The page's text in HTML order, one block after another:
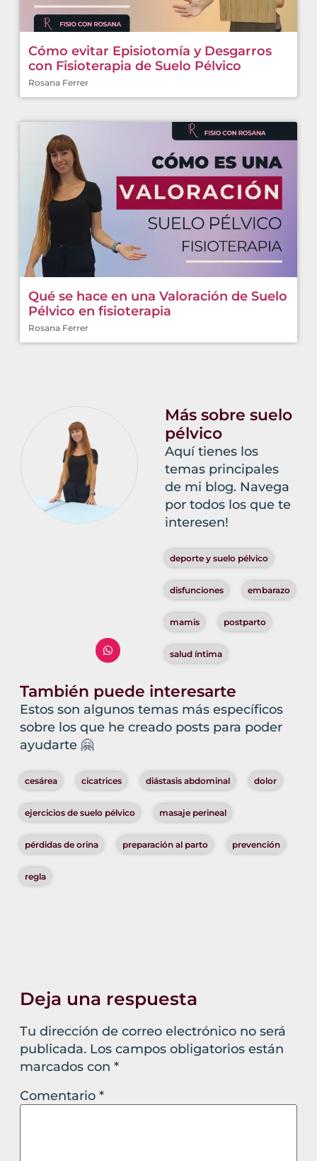
Cómo evitar Episiotomía y Desgarros
con Fisioterapia de Suelo Pélvico
Rosana Ferrer
Qué se hace en una Valoración de Suelo
Pélvico en fisioterapia
Rosana Ferrer
Más sobre suelo
pélvico
Aquí tienes los
temas principales
de mi blog. Navega
por todos los que te
interesen!
deporte y suelo pélvico
disfunciones embarazo
mamis postparto
salud íntima
También puede interesarte
Estos son algunos temas más específicos
sobre los que he creado posts para poder
ayudarte 🤗
cesárea cicatrices diástasis abdominal dolor
ejercicios de suelo pélvico masaje perineal
pérdidas de orina preparación al parto prevención
regla
Deja una respuesta
Tu dirección de correo electrónico no será
publicada. Los campos obligatorios están
marcados con *
Comentario *